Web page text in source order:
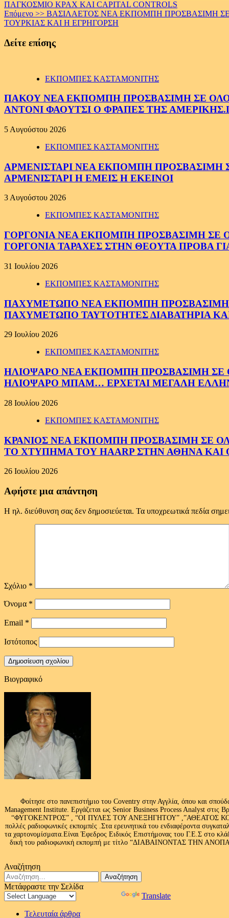
Reading
ΠΑΓΚΟΣΜΙΟ ΚΡΑΧ ΚΑΙ CAPITAL CONTROLS
Επόμενο >> ΒΑΣΙΛΑΕΤΟΣ ΝΕΑ ΕΚΠΟΜΠΗ ΠΡΟΣΒΑΣΙΜΗ ΣΕ
ΤΟΥΡΚΙΑΣ ΚΑΙ Η ΕΓΡΗΓΟΡΣΗ
Δείτε επίσης
ΕΚΠΟΜΠΕΣ ΚΑΣΤΑΜΟΝΙΤΗΣ
ΠΑΚΟΥ ΝΕΑ ΕΚΠΟΜΠΗ ΠΡΟΣΒΑΣΙΜΗ ΣΕ
ΑΝΤΟΝΙ ΦΑΟΥΤΣΙ Ο ΦΡΑΠΕΣ ΤΗΣ
5 Αυγούστου 2026
ΕΚΠΟΜΠΕΣ ΚΑΣΤΑΜΟΝΙΤΗΣ
ΑΡΜΕΝΙΣΤΑΡΙ ΝΕΑ ΕΚΠΟΜΠΗ ΠΡΟΣΒΑΣΙΜΗ
ΑΡΜΕΝΙΣΤΑΡΙ Η ΕΜΕΙΣ Η ΕΚΕΙΝΟΙ
3 Αυγούστου 2026
ΕΚΠΟΜΠΕΣ ΚΑΣΤΑΜΟΝΙΤΗΣ
ΓΟΡΓΟΝΙΑ ΝΕΑ ΕΚΠΟΜΠΗ ΠΡΟΣΒΑΣΙΜΗ ΣΕ
ΓΟΡΓΟΝΙΑ ΤΑΡΑΧΕΣ ΣΤΗΝ ΘΕΟΥΤΑ ΠΡΟΒΑ
31 Ιουλίου 2026
ΕΚΠΟΜΠΕΣ ΚΑΣΤΑΜΟΝΙΤΗΣ
ΠΑΧΥΜΕΤΩΠΟ ΝΕΑ ΕΚΠΟΜΠΗ ΠΡΟΣΒΑΣΙΜΗ
ΠΑΧΥΜΕΤΩΠΟ ΤΑΥΤΟΤΗΤΕΣ ΔΙΑΒΑΤΗΡΙΑ
29 Ιουλίου 2026
ΕΚΠΟΜΠΕΣ ΚΑΣΤΑΜΟΝΙΤΗΣ
ΗΛΙΟΨΑΡΟ ΝΕΑ ΕΚΠΟΜΠΗ ΠΡΟΣΒΑΣΙΜΗ ΣΕ
ΗΛΙΟΨΑΡΟ ΜΠΑΜ… ΕΡΧΕΤΑΙ ΜΕΓΑΛΗ
28 Ιουλίου 2026
ΕΚΠΟΜΠΕΣ ΚΑΣΤΑΜΟΝΙΤΗΣ
ΚΡΑΝΙΟΣ ΝΕΑ ΕΚΠΟΜΠΗ ΠΡΟΣΒΑΣΙΜΗ ΣΕ
ΤΟ ΧΤΥΠΗΜΑ ΤΟΥ HAARP ΣΤΗΝ ΑΘΗΝΑ
26 Ιουλίου 2026
Αφήστε μια απάντηση
Η ηλ. διεύθυνση σας δεν δημοσιεύεται. Τα υποχρεωτικά πεδία
Σχόλιο *
Όνομα *
Email *
Ιστότοπος
Βιογραφικό
Φοίτησε στο πανεπιστήμιο του Coventry στην Αγγλία, όπου και
Management Institute. Εργάζεται ως Senior Business Process Analyst στις
“ΦΥΓΟΚΕΝΤΡΟΣ” , “ΟΙ ΠΥΛΕΣ ΤΟΥ ΑΝΕΞΗΓΗΤΟΥ” ,”ΑΘΕΑΤΟΣ
πολλές ραδιοφωνικές εκπομπές .Στα ερευνητικά του ενδιαφέροντα
τα χαρτονομίσματα.Είναι Έφεδρος Ειδικός Επιστήμονας του Γ.Ε.Σ στο
δική του ραδιοφωνική εκπομπή με τίτλο “ΔΙΑΒΑΙΝΟΝΤΑΣ ΤΗΝ
Αναζήτηση
Αναζήτηση
για:
Μετάφραστε την Σελίδα
Translate
Τελευταία άρθρα